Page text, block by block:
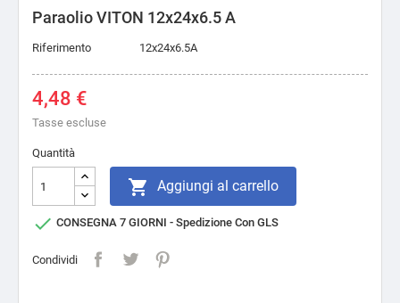
Paraolio VITON 12x24x6.5 A
Riferimento 12x24x6.5A
4,48 €
Tasse escluse
Quantità
 Aggiungi al carrello
 CONSEGNA 7 GIORNI - Spedizione Con GLS
Condividi